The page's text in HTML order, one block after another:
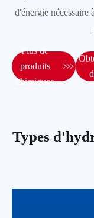
d'énergie nécessaire
Plus de
produits
chimiques

Types